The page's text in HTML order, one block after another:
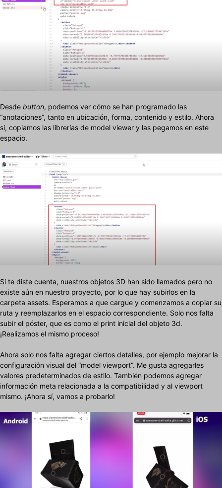
Desde button, podemos ver cómo se han programado las
“anotaciones”, tanto en ubicación, forma, contenido y estilo. Ahora
sí, copiamos las librerías de model viewer y las pegamos en este
espacio.
Si te diste cuenta, nuestros objetos 3D han sido llamados pero no
existe aún en nuestro proyecto, por lo que hay subirlos en la
carpeta assets. Esperamos a que cargue y comenzamos a copiar su
ruta y reemplazarlos en el espacio correspondiente. Solo nos falta
subir el póster, que es como el print inicial del objeto 3d.
¡Realizamos el mismo proceso!
Ahora solo nos falta agregar ciertos detalles, por ejemplo mejorar la
configuración visual del “model viewport”. Me gusta agregarles
valores predeterminados de estilo. También podemos agregar
información meta relacionada a la compatibilidad y al viewport
mismo. ¡Ahora sí, vamos a probarlo!